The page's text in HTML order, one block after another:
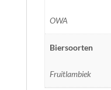
OWA
Biersoorten
Fruitlambiek